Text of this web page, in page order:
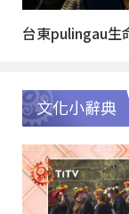
台東pulingau生
文化小辭典